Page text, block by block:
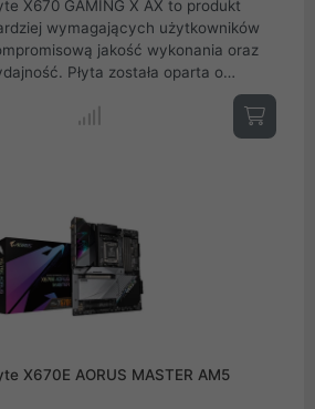
X670 GAMING X AX to produkt
wymagających użytkowników
jakość wykonania oraz
Płyta została oparta o
AMD Ryzen z serii 7000 oparte o
X670E AORUS MASTER AM5